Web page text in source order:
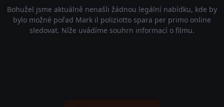
Bohužel jsme aktuálně nenašli žádnou legální nabídku, kde by
bylo možné pořad Mark il poliziotto spara per primo online
sledovat. Níže uvádíme souhrn informací o filmu.